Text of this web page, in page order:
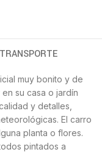
muy bonito y de
su casa o jardín
y detalles,
El carro
planta o flores.
pintados a